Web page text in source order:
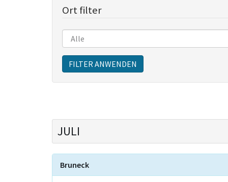
Ort filter
Sitzungen
FILTER ANWENDEN
JULI
Bruneck